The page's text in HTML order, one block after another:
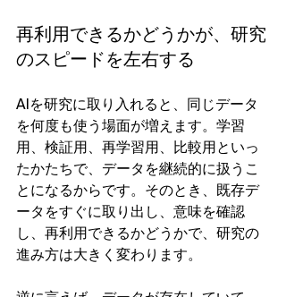
再利用できるかどうかが、研究
のスピードを左右する
AIを研究に取り入れると、同じデータ
を何度も使う場面が増えます。学習
用、検証用、再学習用、比較用といっ
たかたちで、データを継続的に扱うこ
とになるからです。そのとき、既存デ
ータをすぐに取り出し、意味を確認
し、再利用できるかどうかで、研究の
進み方は大きく変わります。